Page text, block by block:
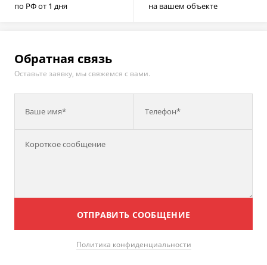
по РФ от 1 дня
на вашем объекте
Обратная связь
Оставьте заявку, мы свяжемся с вами.
Ваше имя* Телефон*
ОТПРАВИТЬ СООБЩЕНИЕ
Политика конфиденциальности